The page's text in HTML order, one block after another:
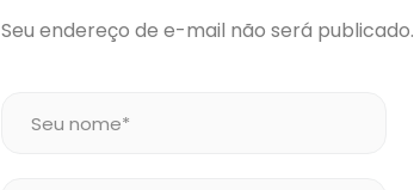
Seu endereço de e-mail não será publicado.